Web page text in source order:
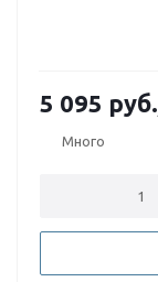
5 095 руб.
Много